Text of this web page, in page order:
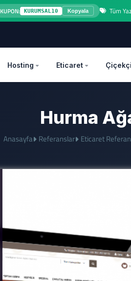
KUPON: KURUMSAL10 Kopyala Tüm
Hosting Eticaret Çiçekçi
Hurma
Anasayfa Referanslar Eticaret